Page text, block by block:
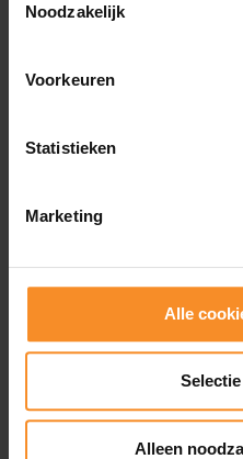
Noodzakelijk
Voorkeuren
Statistieken
Marketing
Alle
Alleen